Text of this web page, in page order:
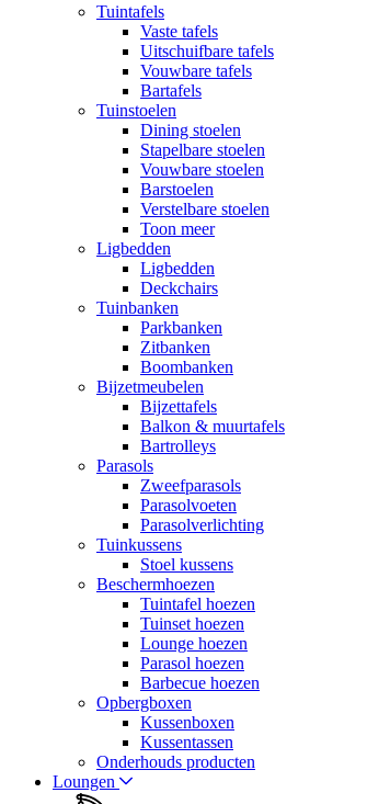
Tuintafels
Vaste tafels
Uitschuifbare tafels
Vouwbare tafels
Bartafels
Tuinstoelen
Dining stoelen
Stapelbare stoelen
Vouwbare stoelen
Barstoelen
Verstelbare stoelen
Toon meer
Ligbedden
Ligbedden
Deckchairs
Tuinbanken
Parkbanken
Zitbanken
Boombanken
Bijzetmeubelen
Bijzettafels
Balkon & muurtafels
Bartrolleys
Parasols
Zweefparasols
Parasolvoeten
Parasolverlichting
Tuinkussens
Stoel kussens
Beschermhoezen
Tuintafel hoezen
Tuinset hoezen
Lounge hoezen
Parasol hoezen
Barbecue hoezen
Opbergboxen
Kussenboxen
Kussentassen
Onderhouds producten
Loungen